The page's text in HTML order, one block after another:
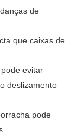
de
que caixas de
evitar
deslizamento
pode